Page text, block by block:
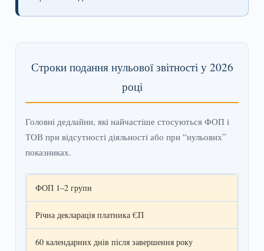
Строки подання нульової звітності у 2026
році
Головні дедлайни, які найчастіше стосуються ФОП і
ТОВ при відсутності діяльності або при “нульових”
показниках.
ФОП 1–2 групи
Річна декларація платника ЄП
60 календарних днів після завершення року